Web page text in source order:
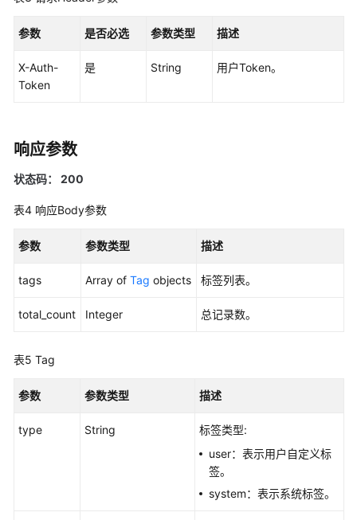
必
读
概
何
速
门
参数 是否必选 参数类型 描述
X-Auth-
Token
是 String 用户Token。
响应参数
状态码： 200
表4 响应Body参数
参数 参数类型 描述
tags Array of Tag objects 标签列表。
total_count Integer 总记录数。
表5 Tag
参数 参数类型 描述
type String
标签类型:
user：表示用户自定义标
签。
system：表示系统标签。